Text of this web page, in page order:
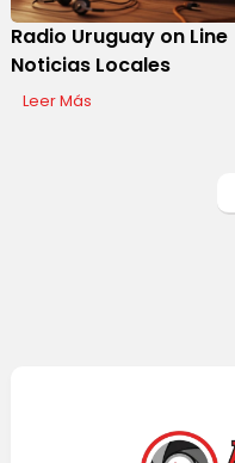
Radio Uruguay on Line
Noticias Locales
Leer Más